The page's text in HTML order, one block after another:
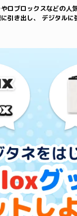
ロブロックスなどの人
引き出し、 デジタル